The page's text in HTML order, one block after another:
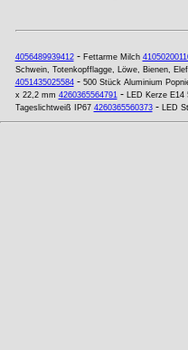
4056489939412- Fettarme Milch
Schwein, Totenkopfflagge, Löwe, Bienen,
4051435025584- 500 Stück Aluminium
x 22,2 mm 4260365564791- LED Kerze E14
Tageslichtweiß IP67 4260365560373- LED